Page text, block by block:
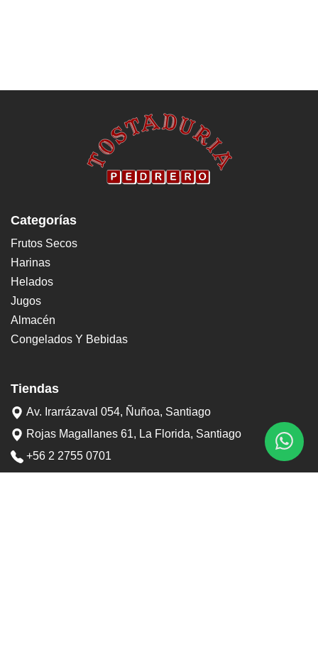
Categorías
Frutos Secos
Harinas
Helados
Jugos
Almacén
Congelados Y Bebidas
Tiendas
Av. Irarrázaval 054, Ñuñoa, Santiago
Rojas Magallanes 61, La Florida, Santiago
+56 2 2755 0701